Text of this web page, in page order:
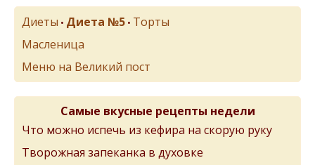
Диеты • Диета №5 • Торты
Масленица
Меню на Великий пост
Самые вкусные рецепты недели
Что можно испечь из кефира на скорую руку
Творожная запеканка в духовке